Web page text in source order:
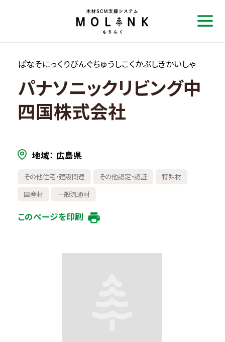
ぱなそにっくりびんぐちゅうしこくかぶしきかいしゃ
パナソニックリビング中
四国株式会社
地域 広島県
その他住宅・建設関連 その他認定・認証
特殊材
国産材
一般流通材
このページを印刷